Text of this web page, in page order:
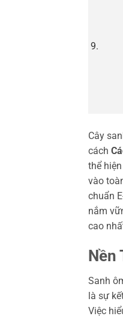
Cây
cách
thể
vào
chuẩn
nắm
cao
Nền
Sanh
là sự
Việc